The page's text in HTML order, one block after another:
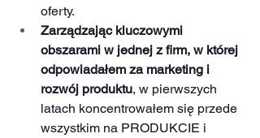
oferty.
Zarządzając kluczowymi
obszarami w jednej z firm, w której
odpowiadałem za marketing i
rozwój produktu, w pierwszych
latach koncentrowałem się przede
wszystkim na PRODUKCIE i